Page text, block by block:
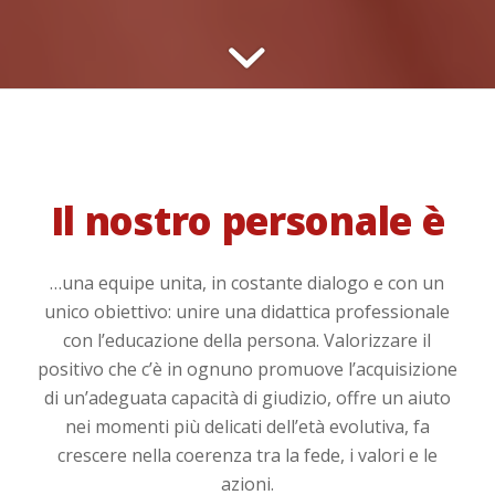
Il nostro personale è
…una equipe unita, in costante dialogo e con un
unico obiettivo: unire una didattica professionale
con l’educazione della persona. Valorizzare il
positivo che c’è in ognuno promuove l’acquisizione
di un’adeguata capacità di giudizio, offre un aiuto
nei momenti più delicati dell’età evolutiva, fa
crescere nella coerenza tra la fede, i valori e le
azioni.